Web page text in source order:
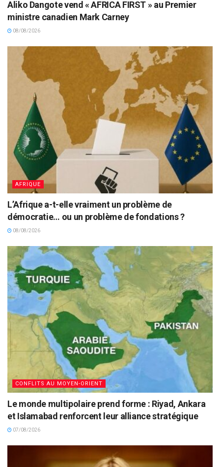
Aliko Dangote vend « AFRICA FIRST » au Premier
ministre canadien Mark Carney
08/08/2026
AFRIQUE
L’Afrique a-t-elle vraiment un problème de
démocratie… ou un problème de fondations ?
08/08/2026
CONFLITS AU MOYEN-ORIENT
Le monde multipolaire prend forme : Riyad, Ankara
et Islamabad renforcent leur alliance stratégique
07/08/2026